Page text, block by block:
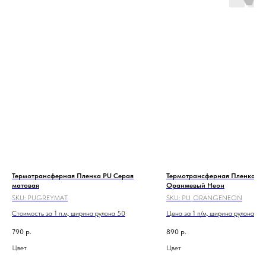
Термотрансферная Пленка PU Серая
матовая
SKU: PUGREYMAT
Стоимость за 1 п.м, ширина рулона 50
790 р.
Цвет
Термотрансферная Пленка PU
Оранжевый Неон
SKU: PU_ORANGENEON
Цена за 1 п/м, ширина рулона 60
890 р.
Цвет